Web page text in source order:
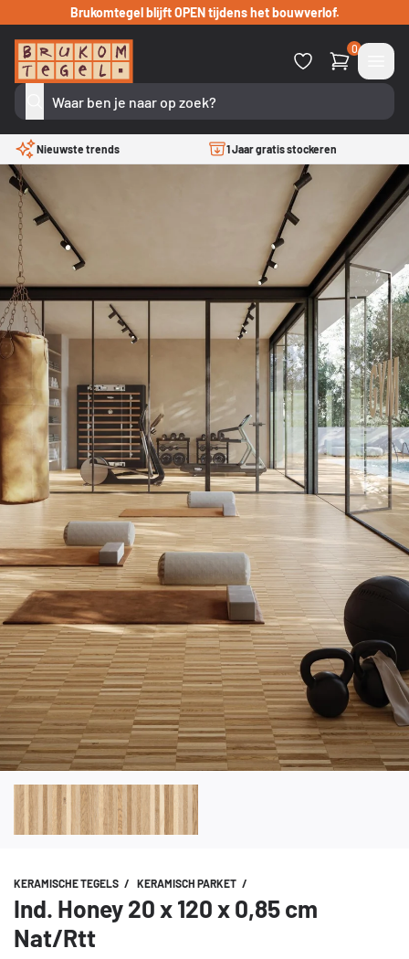
Verder naar inhoudBrukomtegel blijft OPEN tijdens het bouwverlof.
0
Nieuwste trends 1 Jaar gratis stockeren
KERAMISCHE TEGELS / KERAMISCH PARKET /
Ind. Honey 20 x 120 x 0,85 cm
Nat/Rtt